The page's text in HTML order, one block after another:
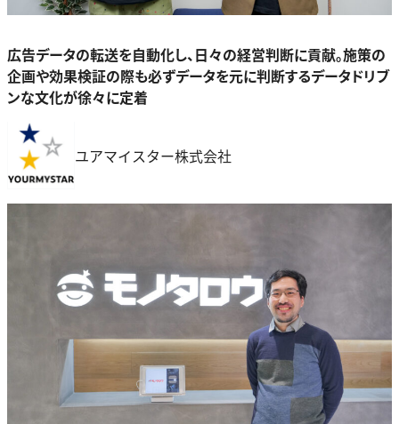
広告データの転送を自動化し、日々の経営判断に貢献。施策の
企画や効果検証の際も必ずデータを元に判断するデータドリブ
ンな文化が徐々に定着
ユアマイスター株式会社